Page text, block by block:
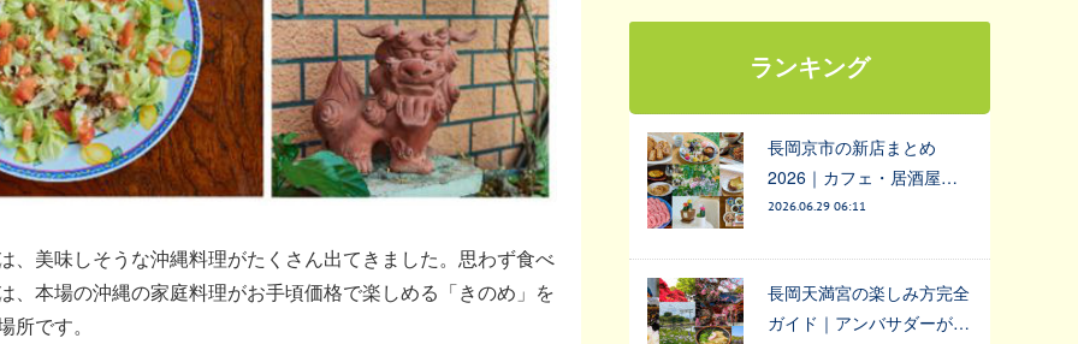
、美味しそうな沖縄料理がたくさん出てきました。思わず食べ
本場の沖縄の家庭料理がお手頃価格で楽しめる「きのめ」を
です。
ランキング
長岡京市の新店まとめ
2026｜カフェ・居酒屋…
2026.06.29 06:11
長岡天満宮の楽しみ方完全
ガイド｜アンバサダーが…